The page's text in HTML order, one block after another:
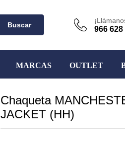
Buscar 966 628
MARCAS OUTLET
Chaqueta
JACKET (HH)